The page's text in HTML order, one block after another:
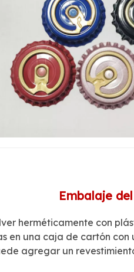
Embalaje
herméticamente con
en una caja de cartón
agregar un